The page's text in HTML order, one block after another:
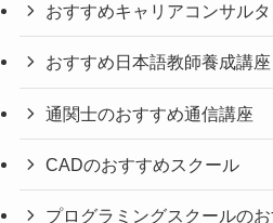
おすすめキャリアコンサル
おすすめ日本語教師養成講座
通関士のおすすめ通信講座
CADのおすすめスクール
プログラミングスクールの